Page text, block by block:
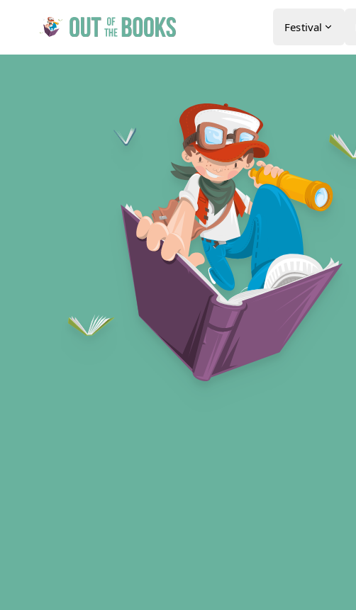
Festival